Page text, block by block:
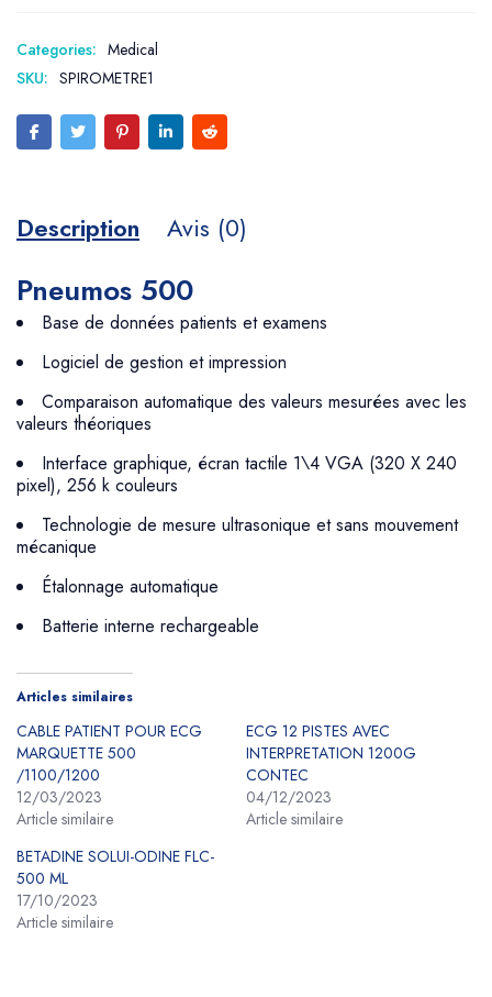
Categories: Medical
SKU: SPIROMETRE1
Description Avis (0)
Pneumos 500
Base de données patients et examens
Logiciel de gestion et impression
Comparaison automatique des valeurs mesurées avec les
valeurs théoriques
Interface graphique, écran tactile 1\4 VGA (320 X 240
pixel), 256 k couleurs
Technologie de mesure ultrasonique et sans mouvement
mécanique
Étalonnage automatique
Batterie interne rechargeable
Articles similaires
CABLE PATIENT POUR ECG
MARQUETTE 500
/1100/1200
12/03/2023
Article similaire
ECG 12 PISTES AVEC
INTERPRETATION 1200G
CONTEC
04/12/2023
Article similaire
BETADINE SOLUI-ODINE FLC-
500 ML
17/10/2023
Article similaire